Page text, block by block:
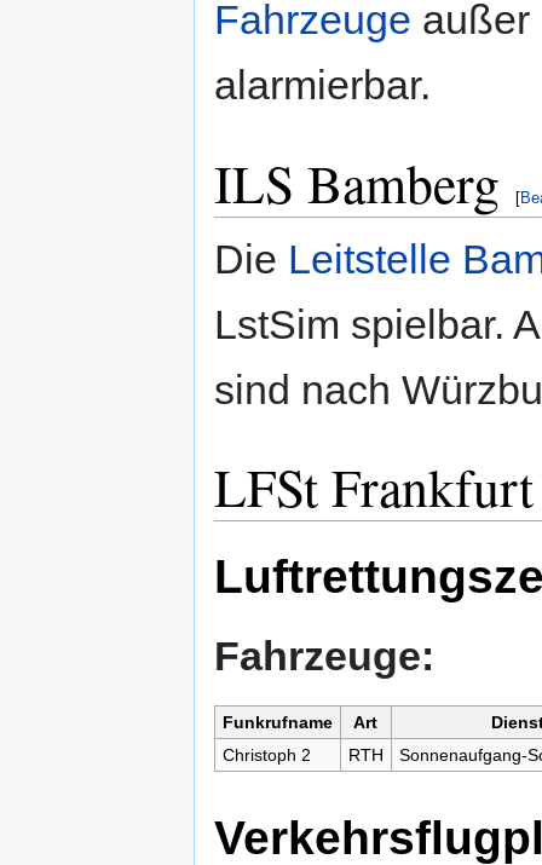
Fahrzeuge außer
alarmierbar.
ILS Bamberg [
Die Leitstelle
LstSim spielbar.
sind nach
LFSt Frankfurt
Fahrzeuge:
Funkrufname Art
Christoph 2
RTH Sonnenaufgang-